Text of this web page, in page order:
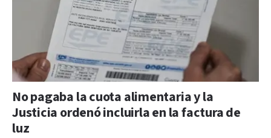
No pagaba la cuota alimentaria y la
Justicia ordenó incluirla en la factura de
luz